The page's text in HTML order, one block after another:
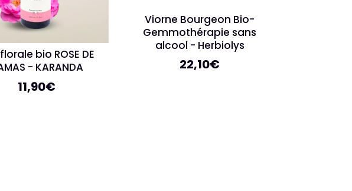
bio ROSE DE
- KARANDA
11,90€
Viorne Bourgeon Bio-
Gemmothérapie sans
alcool - Herbiolys
22,10€